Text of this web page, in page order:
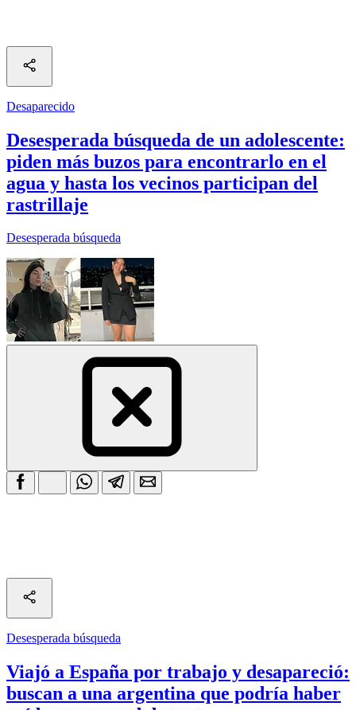
Desaparecido
Desesperada búsqueda de un adolescente:
piden más buzos para encontrarlo en el
agua y hasta los vecinos participan del
rastrillaje
Desesperada búsqueda
Desesperada búsqueda
Viajó a España por trabajo y desapareció:
buscan a una argentina que podría haber